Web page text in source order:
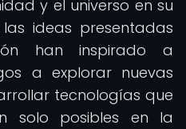
y el universo en su
ideas presentadas
han inspirado a
a explorar nuevas
tecnologías que
solo posibles en la